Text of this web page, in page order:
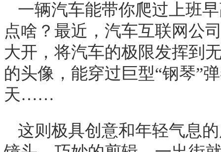
一辆汽车能带你爬过上班
点啥？最近，汽车互联网公
大开，将汽车的极限发挥到
的头像，能穿过巨型“钢琴”
天……
这则极具创意和年轻气息